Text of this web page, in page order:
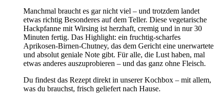
Manchmal braucht es gar nicht viel – und trotzdem landet
etwas richtig Besonderes auf dem Teller. Diese vegetarische
Hackpfanne mit Wirsing ist herzhaft, cremig und in nur 30
Minuten fertig. Das Highlight: ein fruchtig-scharfes
Aprikosen-Birnen-Chutney, das dem Gericht eine unerwartete
und absolut geniale Note gibt. Für alle, die Lust haben, mal
etwas anderes auszuprobieren – und das ganz ohne Fleisch.
Du findest das Rezept direkt in unserer Kochbox – mit allem,
was du brauchst, frisch geliefert nach Hause.